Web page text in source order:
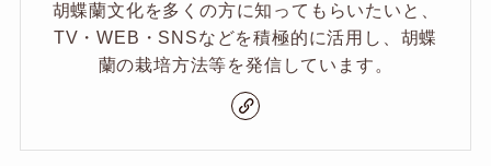
胡蝶蘭文化を多くの方に知ってもらいたいと、
TV・WEB・SNSなどを積極的に活用し、胡蝶
蘭の栽培方法等を発信しています。